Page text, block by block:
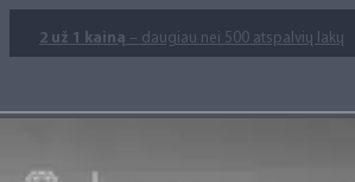
2 už 1 kainą – daugiau nei 500 atspalvių lakų